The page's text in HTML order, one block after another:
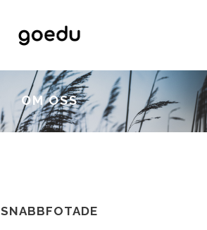
OM OSS
SNABBFOTADE